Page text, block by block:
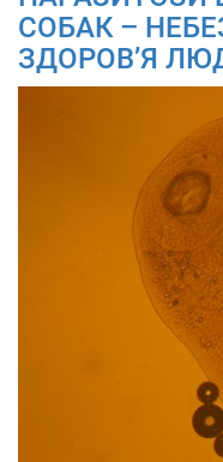
СОБАК –
ЗДОРОВ’Я